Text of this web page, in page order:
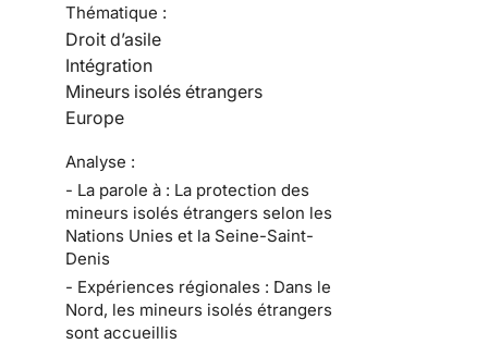
Thématique :
Droit d’asile
Intégration
Mineurs isolés étrangers
Europe
Analyse :
- La parole à : La protection des
mineurs isolés étrangers selon les
Nations Unies et la Seine-Saint-
Denis
- Expériences régionales : Dans le
Nord, les mineurs isolés étrangers
sont accueillis